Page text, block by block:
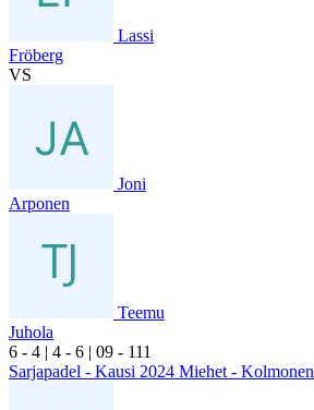
Lassi
Fröberg
VS
Joni
Arponen
Teemu
Juhola
6 - 4 | 4 - 6 | 09 - 111
Sarjapadel - Kausi 2024 Miehet - Kolmonen